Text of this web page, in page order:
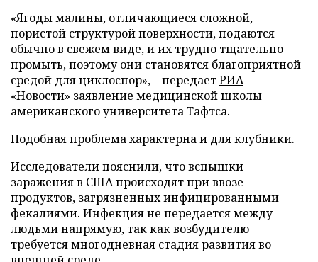
«Ягоды малины, отличающиеся сложной,
пористой структурой поверхности, подаются
обычно в свежем виде, и их трудно тщательно
промыть, поэтому они становятся благоприятной
средой для циклоспор», – передаетРИА
«Новости» заявление медицинской школы
американского университета Тафтса.
Подобная проблема характерна и для клубники.
Исследователи пояснили, что вспышки
заражения в США происходят при ввозе
продуктов, загрязненных инфицированными
фекалиями. Инфекция не передается между
людьми напрямую, так как возбудителю
требуется многодневная стадия развития во